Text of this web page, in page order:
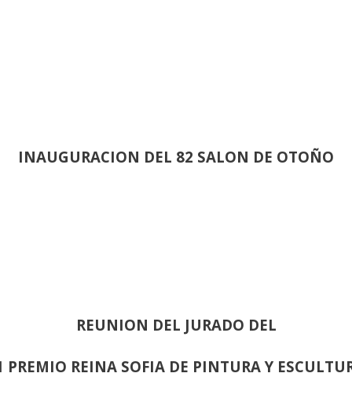
INAUGURACION DEL 82 SALON DE OTOÑO
REUNION DEL JURADO DEL
PREMIO REINA SOFIA DE PINTURA Y